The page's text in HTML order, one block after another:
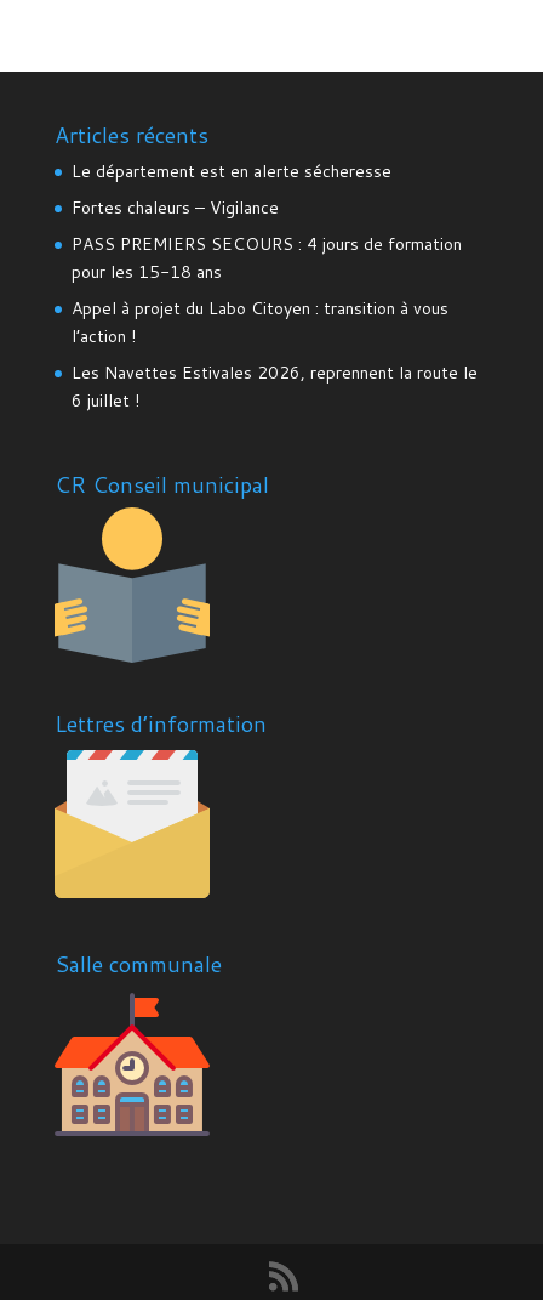
Articles récents
Le département est en alerte sécheresse
Fortes chaleurs – Vigilance
PASS PREMIERS SECOURS : 4 jours de formation
pour les 15-18 ans
Appel à projet du Labo Citoyen : transition à vous
l’action !
Les Navettes Estivales 2026, reprennent la route le
6 juillet !
CR Conseil municipal
Lettres d’information
Salle communale